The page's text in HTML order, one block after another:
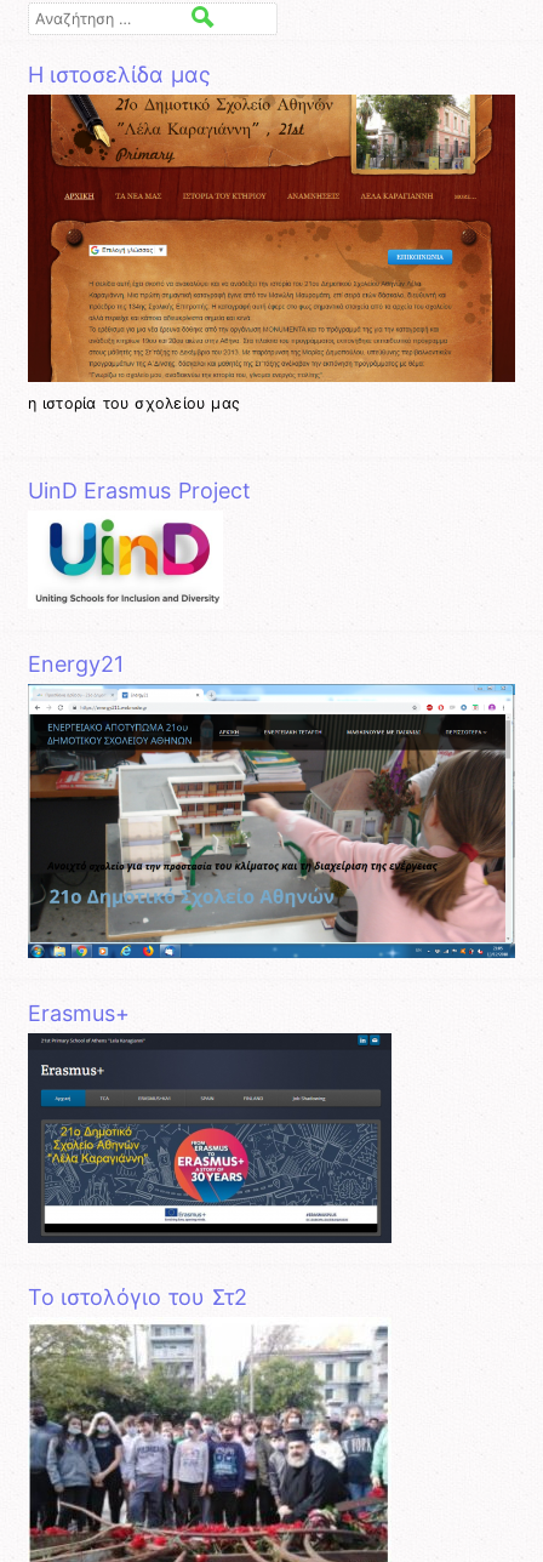
Αναζήτηση
Η ιστοσελίδα μας
η ιστορία του σχολείου μας
UinD Erasmus Project
Energy21
Erasmus+
Το ιστολόγιο του Στ2